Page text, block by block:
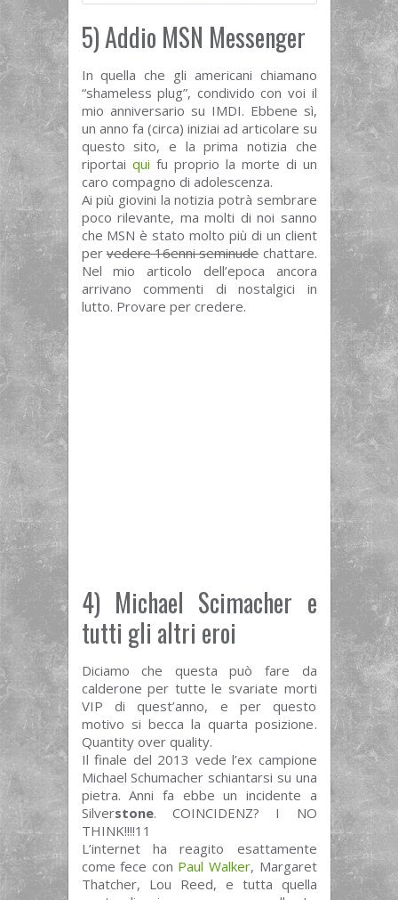
5) Addio MSN Messenger
In quella che gli americani chiamano
“shameless plug”, condivido con voi il
mio anniversario su IMDI. Ebbene sì,
un anno fa (circa) iniziai ad articolare su
questo sito, e la prima notizia che
riportai qui fu proprio la morte di un
caro compagno di adolescenza.
Ai più giovini la notizia potrà sembrare
poco rilevante, ma molti di noi sanno
che MSN è stato molto più di un client
pervedere 16enni seminudechattare.
Nel mio articolo dell’epoca ancora
arrivano commenti di nostalgici in
lutto. Provare per credere.
4) Michael Scimacher e
tutti gli altri eroi
Diciamo che questa può fare da
calderone per tutte le svariate morti
VIP di quest’anno, e per questo
motivo si becca la quarta posizione.
Quantity over quality.
Il finale del 2013 vede l’ex campione
Michael Schumacher schiantarsi su una
pietra. Anni fa ebbe un incidente a
Silverstone. COINCIDENZ? I NO
THINK!!!!11
L’internet ha reagito esattamente
come fece con Paul Walker, Margaret
Thatcher, Lou Reed, e tutta quella